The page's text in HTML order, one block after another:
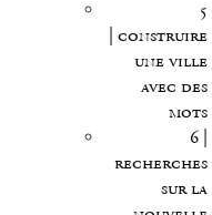
5
| construire
une ville
avec des
mots
6 |
recherches
sur la